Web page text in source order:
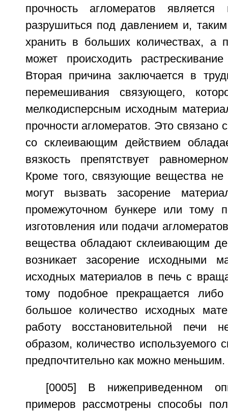
прочность агломератов
разрушиться под давлением и,
хранить в больших количествах, а
может происходить
Вторая причина заключается в
перемешивания связующего,
мелкодисперсным исходным
прочности агломератов. Это связано
со склеивающим действием
вязкость препятствует
Кроме того, связующие вещества не
могут вызвать засорение
промежуточном бункере или тому
изготовления или подачи
вещества обладают склеивающим
возникает засорение исходными
исходных материалов в печь с
тому подобное прекращается либо
большое количество исходных
работу восстановительной печи
образом, количество используемого
предпочтительно как можно меньшим.
[0005] В нижеприведенном
примеров рассмотрены способы